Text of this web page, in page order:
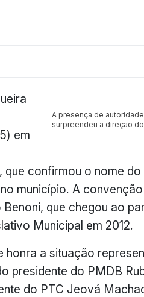
A presença de
surpreendeu a direção
em
confirmou o nome
município. A
que chegou ao
Municipal em 2012.
a situação
presidente do PMDB
do PTC Jeová